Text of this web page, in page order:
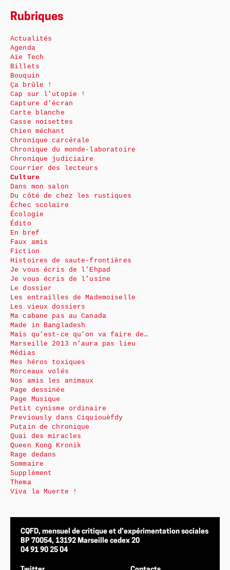
Rubriques
Actualités
Agenda
Aïe Tech
Billets
Bouquin
Ça brûle !
Cap sur l’utopie !
Capture d’écran
Carte blanche
Casse noisettes
Chien méchant
Chronique carcérale
Chronique du monde-laboratoire
Chronique judiciaire
Courrier des lecteurs
Culture
Dans mon salon
Du côté de chez les rustiques
Échec scolaire
Écologie
Édito
En bref
Faux amis
Fiction
Histoires de saute-frontières
Je vous écris de l’Ehpad
Je vous écris de l’usine
Le dossier
Les entrailles de Mademoiselle
Les vieux dossiers
Ma cabane pas au Canada
Made in Bangladesh
Mais qu’est-ce qu’on va faire de…
Marseille 2013 n’aura pas lieu
Médias
Mes héros toxiques
Morceaux volés
Nos amis les animaux
Page dessinée
Page Musique
Petit cynisme ordinaire
Previously dans Ciquiouèfdy
Putain de chronique
Quai des miracles
Queen Kong Kronik
Rage dedans
Sommaire
Supplément
Thema
Viva la Muerte !
CQFD, mensuel de critique et d’expérimentation sociales
BP 70054, 13192 Marseille cedex 20
04 91 90 25 04